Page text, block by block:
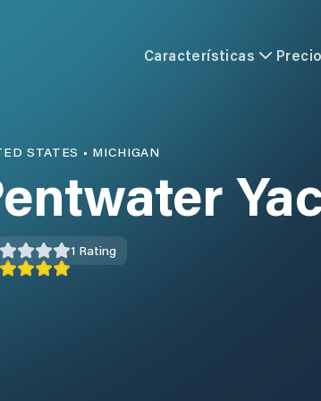
Características
STATES • MICHIGAN
1 Rating